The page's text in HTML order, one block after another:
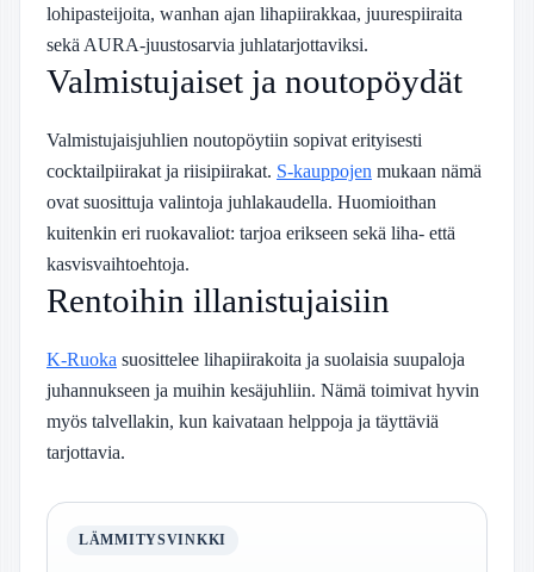
lohipasteijoita, wanhan ajan lihapiirakkaa, juurespiiraita
sekä AURA-juustosarvia juhlatarjottaviksi.
Valmistujaiset ja noutopöydät
Valmistujaisjuhlien noutopöytiin sopivat erityisesti
cocktailpiirakat ja riisipiirakat. S-kauppojen mukaan nämä
ovat suosittuja valintoja juhlakaudella. Huomioithan
kuitenkin eri ruokavaliot: tarjoa erikseen sekä liha- että
kasvisvaihtoehtoja.
Rentoihin illanistujaisiin
K-Ruoka suosittelee lihapiirakoita ja suolaisia suupaloja
juhannukseen ja muihin kesäjuhliin. Nämä toimivat hyvin
myös talvellakin, kun kaivataan helppoja ja täyttäviä
tarjottavia.
LÄMMITYSVINKKI